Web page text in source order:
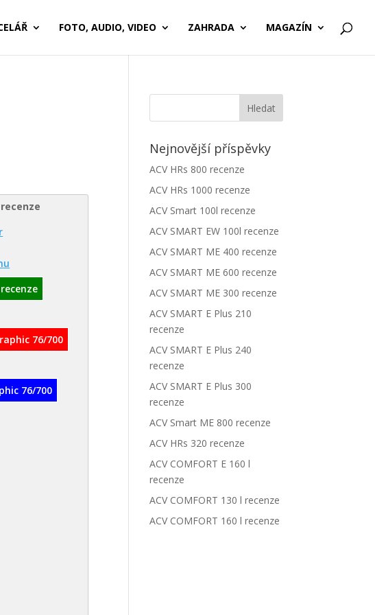
FOTO, AUDIO, VIDEO ZAHRADA MAGAZÍN
76/700
76/700
Nejnovější příspěvky
ACV HRs 800 recenze
ACV HRs 1000 recenze
ACV Smart 100l recenze
ACV SMART EW 100l recenze
ACV SMART ME 400 recenze
ACV SMART ME 600 recenze
ACV SMART ME 300 recenze
ACV SMART E Plus 210
recenze
ACV SMART E Plus 240
recenze
ACV SMART E Plus 300
recenze
ACV Smart ME 800 recenze
ACV HRs 320 recenze
ACV COMFORT E 160 l
recenze
ACV COMFORT 130 l recenze
ACV COMFORT 160 l recenze